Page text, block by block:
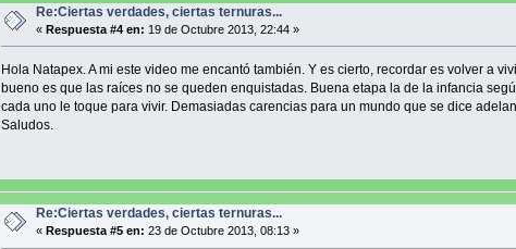
Re:Ciertas verdades, ciertas ternuras...
« Respuesta #4 en: 19 de Octubre 2013, 22:44 »
Hola Natapex. A mi este video me encantó también. Y es cierto, recordar es volver a
bueno es que las raíces no se queden enquistadas. Buena etapa la de la infancia
cada uno le toque para vivir. Demasiadas carencias para un mundo que se dice
Saludos.
Re:Ciertas verdades, ciertas ternuras...
« Respuesta #5 en: 23 de Octubre 2013, 08:13 »